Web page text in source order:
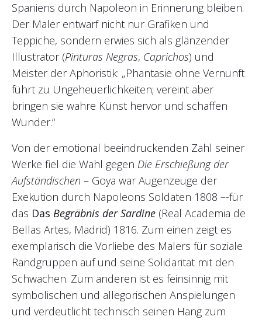
Spaniens durch Napoleon in Erinnerung bleiben.
Der Maler entwarf nicht nur Grafiken und
Teppiche, sondern erwies sich als glänzender
Illustrator (Pinturas Negras, Caprichos) und
Meister der Aphoristik: „Phantasie ohne Vernunft
führt zu Ungeheuerlichkeiten; vereint aber
bringen sie wahre Kunst hervor und schaffen
Wunder.“
Von der emotional beeindruckenden Zahl seiner
Werke fiel die Wahl gegen Die Erschießung der
Aufständischen – Goya war Augenzeuge der
Exekution durch Napoleons Soldaten 1808 –-für
das Das Begräbnis der Sardine (Real Academia de
Bellas Artes, Madrid) 1816. Zum einen zeigt es
exemplarisch die Vorliebe des Malers für soziale
Randgruppen auf und seine Solidarität mit den
Schwachen. Zum anderen ist es feinsinnig mit
symbolischen und allegorischen Anspielungen
und verdeutlicht technisch seinen Hang zum